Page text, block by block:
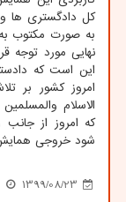
کل دادگستری ها
به صورت مکتوب
نهایی مورد توجه
این است که
امروز کشور بر
الاسلام
که امروز از
شود خروجی
1399/08/23